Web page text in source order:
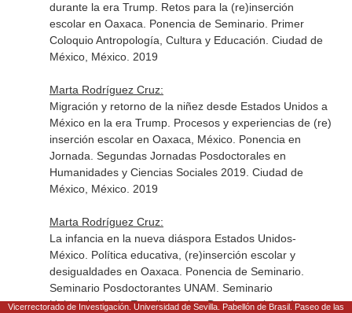
durante la era Trump. Retos para la (re)inserción
escolar en Oaxaca. Ponencia de Seminario. Primer
Coloquio Antropología, Cultura y Educación. Ciudad de
México, México. 2019
Marta Rodríguez Cruz:
Migración y retorno de la niñez desde Estados Unidos a
México en la era Trump. Procesos y experiencias de (re)
inserción escolar en Oaxaca, México. Ponencia en
Jornada. Segundas Jornadas Posdoctorales en
Humanidades y Ciencias Sociales 2019. Ciudad de
México, México. 2019
Marta Rodríguez Cruz:
La infancia en la nueva diáspora Estados Unidos-
México. Política educativa, (re)inserción escolar y
desigualdades en Oaxaca. Ponencia de Seminario.
Seminario Posdoctorantes UNAM. Seminario
Universitario de Estudios sobre Desplazamiento Interno,
Vicerrectorado de Investigación. Universidad de Sevilla. Pabellón de Brasil. Paseo de las